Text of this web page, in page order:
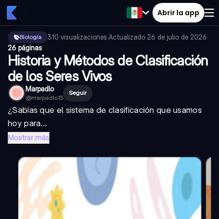
Abrir la app
Biología 310 visualizaciones·Actualizado 26 de julio de 2026·
26 páginas
Historia y Métodos de Clasificación
de los Seres Vivos
Marpadlo
@marpadlo15
Seguir
¿Sabías que el sistema de clasificación que usamos
hoy para...
Mostrar más